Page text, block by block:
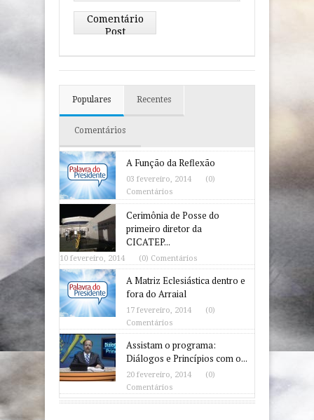
Comentário
Post
Populares Recentes
Comentários
A Função da Reflexão
03 fevereiro, 2014
(0)
Comentários
Cerimônia de Posse do
primeiro diretor da
CICATEP...
10 fevereiro, 2014 (0) Comentários
A Matriz Eclesiástica dentro e
fora do Arraial
17 fevereiro, 2014
(0)
Comentários
Assistam o programa:
Diálogos e Princípios com o...
20 fevereiro, 2014
(0)
Comentários